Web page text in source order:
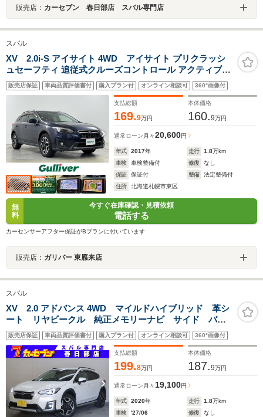
販売店： カーセブン 春日部店 スバル専門店
スバル
XV 2.0i-S アイサイト 4WD アイサイト プリクラッシ
ュセーフティ 追従式クルーズコントロール アクティブレ
ーンキープアシスト 純正SDナビ フルセグTV DVD CD
USB BT バックカメラ シートヒーター LEDライト
販売店保証 車両品質評価書付 購入プラン付 オンライン相談可 360°画像付
支払総額
169.9万円
本体価格
160.9万円
通常ローン 月々20,600円
年式 2017年 走行 1.8万km
車検
車検整備付 修復
なし
保証
保証付 整備
法定整備付
住所
北海道札幌市東区
無
料
今すぐ在庫確認・見積依頼
電話する
カーセンサーアフター保証がBプランに付いています
販売店： ガリバー 東雁来店
スバル
XV 2.0 アドバンス 4WD マイルドハイブリッド 革シ
ート リヤビークル 純正メモリーナビ サイド バッ
クカメラ アダプティブクルーズコントロール コーナ
ーセンサー パワーシート シートヒーター スマート
キー ETC フルセグ
販売店保証 車両品質評価書付 購入プラン付 オンライン相談可 360°画像付
支払総額
199.8万円
本体価格
187.9万円
通常ローン 月々19,100円
年式 2020年 走行 1.8万km
車検
'27/06 修復
なし